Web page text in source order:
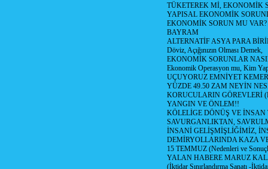
TÜKETEREK Mİ, EKONOMİK
YAPISAL EKONOMİK
EKONOMİK SORUN MU VAR?
BAYRAM
ALTERNATİF ASYA PARA
Döviz, Açığınızın Olması Demek,
EKONOMİK SORUNLAR
Ekonomik Operasyon mu, Kim
UÇUYORUZ EMNİYET
YÜZDE 49.50 ZAM NEYİN
KORUCULARIN GÖREVLERİ
YANGIN VE ÖNLEM!!
KÖLELİGE DÖNÜŞ VE İNSAN
SAVURGANLIKTAN,
İNSANİ GELİŞMİŞLİĞİMİZ,
DEMİRYOLLARINDA KAZA
15 TEMMUZ (Nedenleri ve
YALAN HABERE MARUZ
(İktidar Sınırlandırma Sanatı -